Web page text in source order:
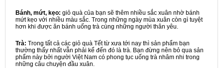
Bánh, mứt, kẹo: giỏ quà của bạn sẽ thêm nhiều sắc xuân nhờ bánh
mứt kẹo với nhiều màu sắc. Trong những ngày mùa xuân còn gì tuyệt
hơn khi được ăn bánh uống trà cùng những người thân yêu.
Trà: Trong tất cả các giỏ quà Tết từ xưa tới nay thì sản phẩm bạn
thường thấy nhất vẫn phải kể đến đó là trà. Bạn đừng nên bỏ qua sản
phẩm này bởi người Việt Nam có phong tục uống trà nhâm nhi trong
những câu chuyện đầu xuân.